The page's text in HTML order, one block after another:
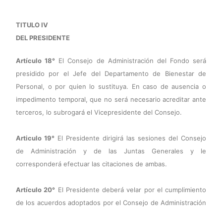
TITULO IV
DEL PRESIDENTE
Artículo 18° El Consejo de Administración del Fondo será
presidido por el Jefe del Departamento de Bienestar de
Personal, o por quien lo sustituya. En caso de ausencia o
impedimento temporal, que no será necesario acreditar ante
terceros, lo subrogará el Vicepresidente del Consejo.
Articulo 19° El Presidente dirigirá las sesiones del Consejo
de Administración y de las Juntas Generales y le
corresponderá efectuar las citaciones de ambas.
Artículo 20° El Presidente deberá velar por el cumplimiento
de los acuerdos adoptados por el Consejo de Administración